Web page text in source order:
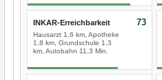
INKAR-Erreichbarkeit
Hausarzt 1,6 km, Apotheke
1,8 km, Grundschule 1,3
km, Autobahn 11,3 Min.
73